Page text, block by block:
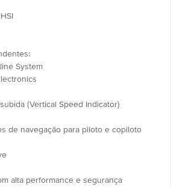
System
(Vertical Speed Indicator)
de navegação para piloto e copiloto
alta performance e segurança